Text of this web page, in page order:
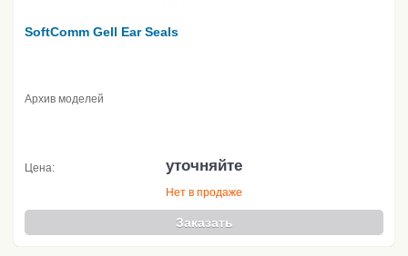
SoftComm Gell Ear Seals
Архив моделей
Цена: уточняйте
Нет в продаже
Заказать